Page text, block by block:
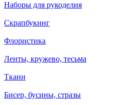
Наборы для рукоделия
Скрапбукинг
Флористика
Ленты, кружево, тесьма
Ткани
Бисер, бусины, стразы